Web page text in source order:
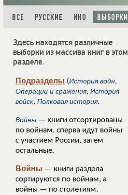
ВСЕ РУССКИЕ ИНО ВЫБОРКИ
Здесь находятся различные
выборки из массива книг в этом
разделе.
Подразделы (История войн,
Операции и сражения, История
войск, Полковая история.
Войны — книги отсортированы
по войнам, сперва идут войны
с участием России, затем
остальные.
Войны — книги раздела
сортируются по войнам, а
войны — по столетиям.